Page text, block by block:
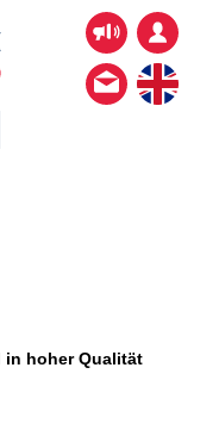
in hoher Qualität